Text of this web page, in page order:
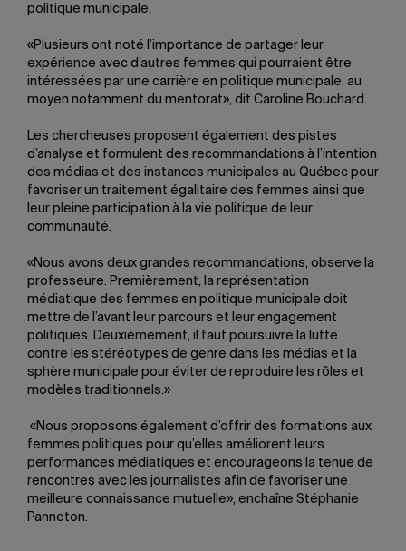
politique municipale.
«Plusieurs ont noté l’importance de partager leur
expérience avec d’autres femmes qui pourraient être
intéressées par une carrière en politique municipale, au
moyen notamment du mentorat», dit Caroline Bouchard.
Les chercheuses proposent également des pistes
d’analyse et formulent des recommandations à l’intention
des médias et des instances municipales au Québec pour
favoriser un traitement égalitaire des femmes ainsi que
leur pleine participation à la vie politique de leur
communauté.
«Nous avons deux grandes recommandations, observe la
professeure. Premièrement, la représentation
médiatique des femmes en politique municipale doit
mettre de l’avant leur parcours et leur engagement
politiques. Deuxièmement, il faut poursuivre la lutte
contre les stéréotypes de genre dans les médias et la
sphère municipale pour éviter de reproduire les rôles et
modèles traditionnels.»
«Nous proposons également d’offrir des formations aux
femmes politiques pour qu’elles améliorent leurs
performances médiatiques et encourageons la tenue de
rencontres avec les journalistes afin de favoriser une
meilleure connaissance mutuelle», enchaîne Stéphanie
Panneton.